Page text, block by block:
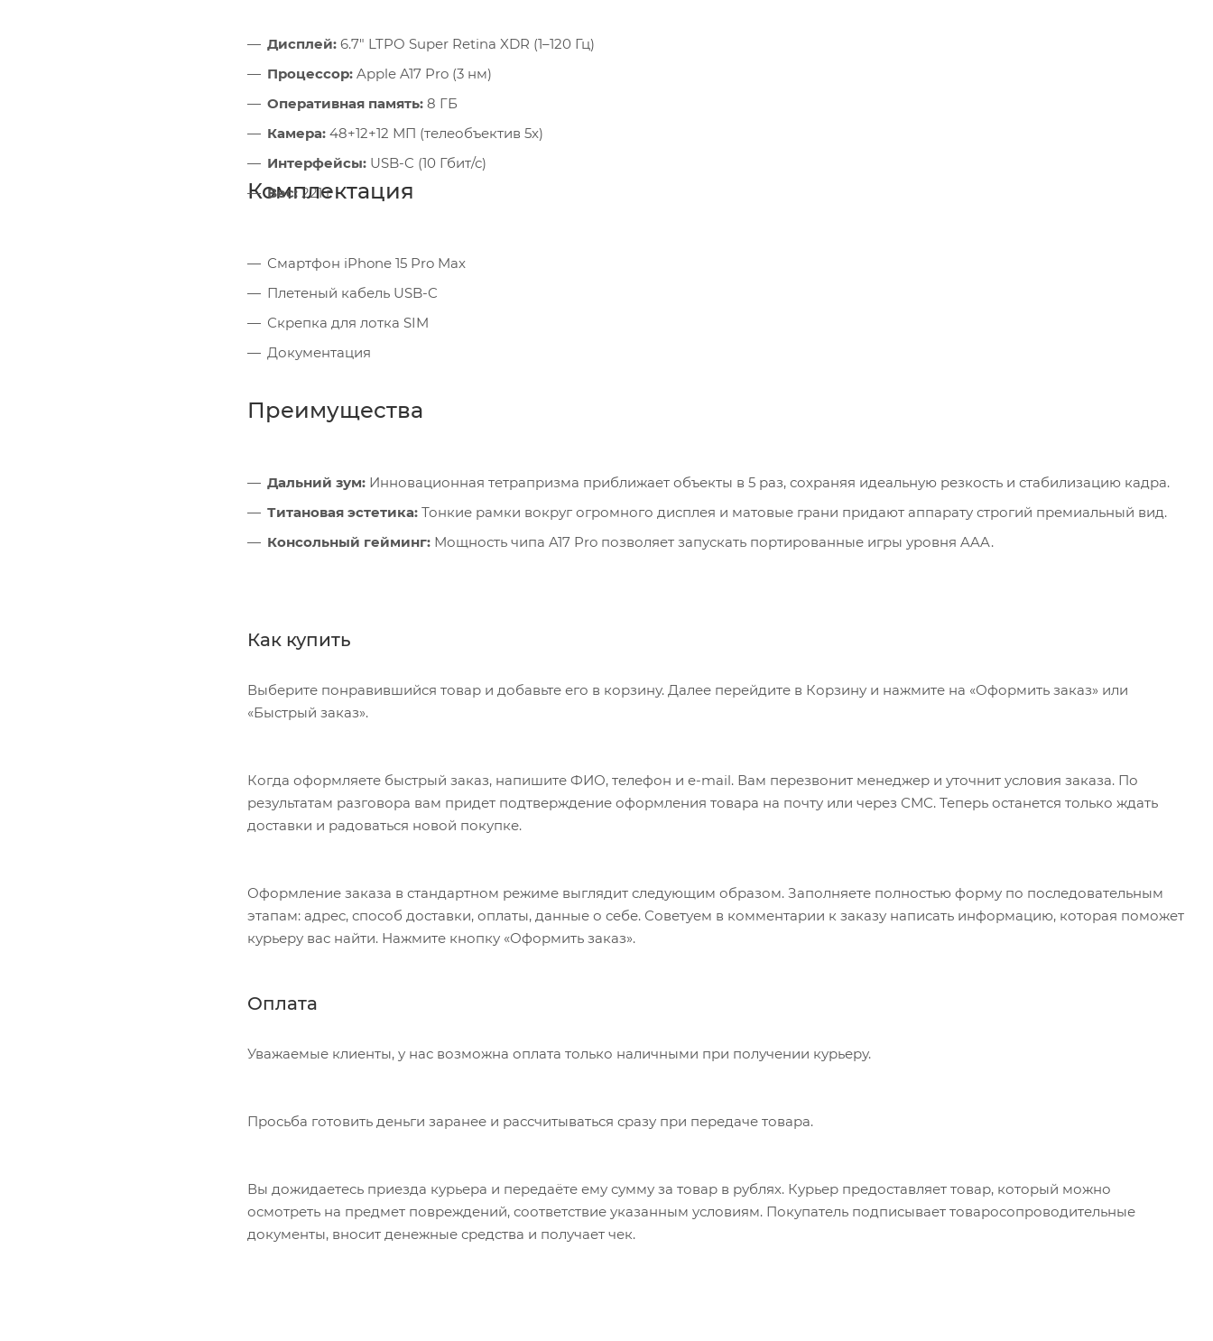
Дисплей: 6.7" LTPO Super Retina XDR (1–120 Гц)
Процессор: Apple A17 Pro (3 нм)
Оперативная память: 8 ГБ
Камера: 48+12+12 МП (телеобъектив 5x)
Интерфейсы: USB-C (10 Гбит/с)
Вес:221 г
Комплектация
Смартфон iPhone 15 Pro Max
Плетеный кабель USB-C
Скрепка для лотка SIM
Документация
Преимущества
Дальний зум: Инновационная тетрапризма приближает объекты в 5 раз, сохраняя идеальную резкость и стабилизацию кадра.
Титановая эстетика: Тонкие рамки вокруг огромного дисплея и матовые грани придают аппарату строгий премиальный вид.
Консольный гейминг: Мощность чипа A17 Pro позволяет запускать портированные игры уровня AAA.
Как купить
Выберите понравившийся товар и добавьте его в корзину. Далее перейдите в Корзину и нажмите на «Оформить заказ» или
«Быстрый заказ».
Когда оформляете быстрый заказ, напишите ФИО, телефон и e-mail. Вам перезвонит менеджер и уточнит условия заказа. По
результатам разговора вам придет подтверждение оформления товара на почту или через СМС. Теперь останется только ждать
доставки и радоваться новой покупке.
Оформление заказа в стандартном режиме выглядит следующим образом. Заполняете полностью форму по последовательным
этапам: адрес, способ доставки, оплаты, данные о себе. Советуем в комментарии к заказу написать информацию, которая поможет
курьеру вас найти. Нажмите кнопку «Оформить заказ».
Оплата
Уважаемые клиенты, у нас возможна оплата только наличными при получении курьеру.
Просьба готовить деньги заранее и рассчитываться сразу при передаче товара.
Вы дожидаетесь приезда курьера и передаёте ему сумму за товар в рублях. Курьер предоставляет товар, который можно
осмотреть на предмет повреждений, соответствие указанным условиям. Покупатель подписывает товаросопроводительные
документы, вносит денежные средства и получает чек.